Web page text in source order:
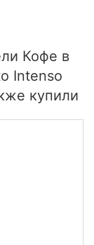
Кофе в
Intenso
купили